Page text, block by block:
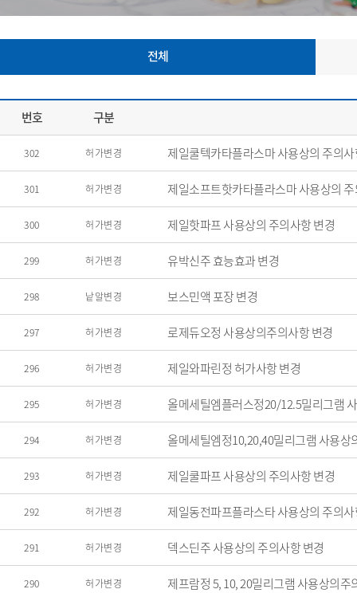
전체
번호 구분
302 허가변경 제일쿨텍카타플라스마 사용상의 주의
301 허가변경 제일소프트핫카타플라스마 사용상의
300 허가변경 제일핫파프 사용상의 주의사항 변경
299 허가변경 유박신주 효능효과 변경
298 낱알변경 보스민액 포장 변경
297 허가변경 로제듀오정 사용상의주의사항 변경
296 허가변경 제일와파린정 허가사항 변경
295 허가변경 올메세틸엠플러스정20/12.5밀리그램
294 허가변경 올메세틸엠정10,20,40밀리그램 사용상
293 허가변경 제일쿨파프 사용상의 주의사항 변경
292 허가변경 제일동전파프플라스타 사용상의 주의
291 허가변경 덱스딘주 사용상의 주의사항 변경
290 허가변경 제프람정 5, 10, 20밀리그램 사용상의주